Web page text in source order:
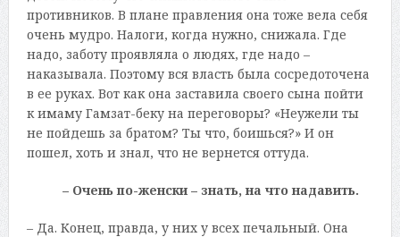
противников. В плане правления она тоже вела себя
очень мудро. Налоги, когда нужно, снижала. Где
надо, заботу проявляла о людях, где надо –
наказывала. Поэтому вся власть была сосредоточена
в ее руках. Вот как она заставила своего сына пойти
к имаму Гамзат-беку на переговоры? «Неужели ты
не пойдешь за братом? Ты что, боишься?» И он
пошел, хоть и знал, что не вернется оттуда.
– Очень по-женски – знать, на что надавить.
– Да. Конец, правда, у них у всех печальный. Она